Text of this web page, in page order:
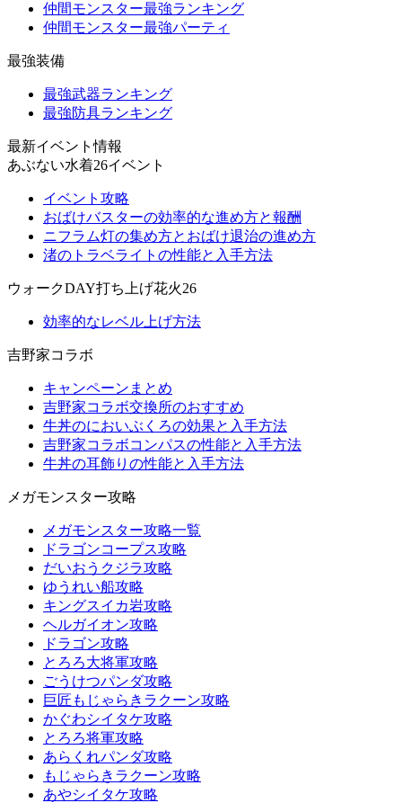
仲間モンスター最強ランキング
仲間モンスター最強パーティ
最強装備
最強武器ランキング
最強防具ランキング
最新イベント情報
あぶない水着26イベント
イベント攻略
おばけバスターの効率的な進め方と報酬
ニフラム灯の集め方とおばけ退治の進め方
渚のトラベライトの性能と入手方法
ウォークDAY打ち上げ花火26
効率的なレベル上げ方法
吉野家コラボ
キャンペーンまとめ
吉野家コラボ交換所のおすすめ
牛丼のにおいぶくろの効果と入手方法
吉野家コラボコンパスの性能と入手方法
牛丼の耳飾りの性能と入手方法
メガモンスター攻略
メガモンスター攻略一覧
ドラゴンコープス攻略
だいおうクジラ攻略
ゆうれい船攻略
キングスイカ岩攻略
ヘルガイオン攻略
ドラゴン攻略
とろろ大将軍攻略
ごうけつパンダ攻略
巨匠もじゃらきラクーン攻略
かぐわシイタケ攻略
とろろ将軍攻略
あらくれパンダ攻略
もじゃらきラクーン攻略
あやシイタケ攻略